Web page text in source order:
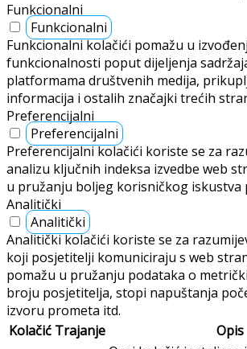
Funkcionalni
Funkcionalni
Funkcionalni kolačići pomažu u
funkcionalnosti poput dijeljenja
platformama društvenih medija,
informacija i ostalih značajki trećih
Preferencijalni
Preferencijalni
Preferencijalni kolačići koriste se za
analizu ključnih indeksa izvedbe web
u pružanju boljeg korisničkog iskustva
Analitički
Analitički
Analitički kolačići koriste se za
koji posjetitelji komuniciraju s web
pomažu u pružanju podataka o
broju posjetitelja, stopi napuštanja
izvoru prometa itd.
Kolačić Trajanje Opis